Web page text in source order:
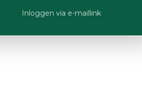
Inloggen via e-maillink